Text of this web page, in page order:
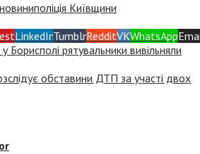
новиниполіція Київщини
LinkedInTumblrRedditVKWhatsApp
Борисполі рятувальники вивільняли
обставини ДТП за участі двох